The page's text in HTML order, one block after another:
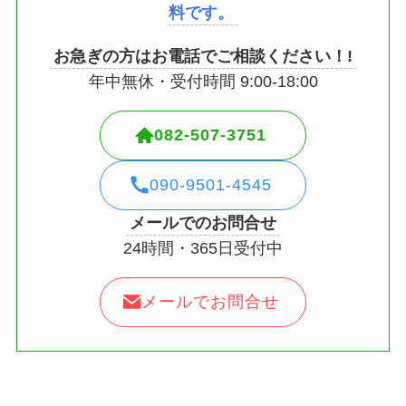
料です。
お急ぎの方はお電話でご相談ください！!
年中無休・受付時間 9:00-18:00
082-507-3751
090-9501-4545
メールでのお問合せ
24時間・365日受付中
メールでお問合せ